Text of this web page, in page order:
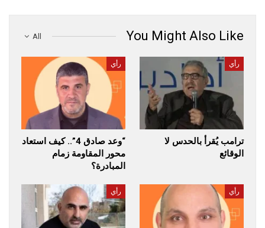
All You Might Also Like
رأي
ترامب يُقرأ بالحدس لا
الوقائع
رأي
“وعد صادق 4”.. كيف استعاد
محور المقاومة زمام
المبادرة؟
رأي رأي